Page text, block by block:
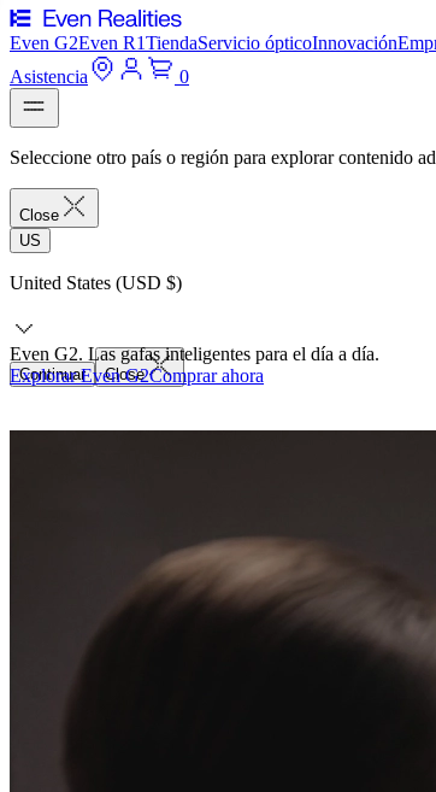
Even G2Even R1TiendaServicio ópticoInnovación
Asistencia
0
Seleccione otro país o región para explorar contenido
Close
US
United States (USD $)
Continuar Close
Even G2. Las gafas inteligentes para el día a día.
Explorar Even G2Comprar ahora